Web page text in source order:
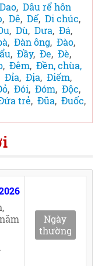
Dao, Dâu rể hôn
, Dê, Dế, Di chúc,
, Dù, Dưa, Đá,
, Đàn ông, Đào,
, Đầy, Đe, Đè,
, Đêm, Đền, chùa,
Đỉa, Địa, Điếm,
, Đói, Đóm, Độc,
trẻ, Đũa, Đuốc,
Ngày
thường